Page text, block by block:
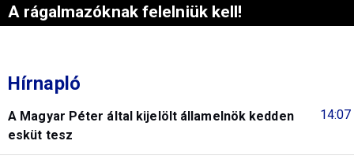
A rágalmazóknak felelniük kell!
Hírnapló
14:07
A Magyar Péter által kijelölt államelnök kedden
esküt tesz